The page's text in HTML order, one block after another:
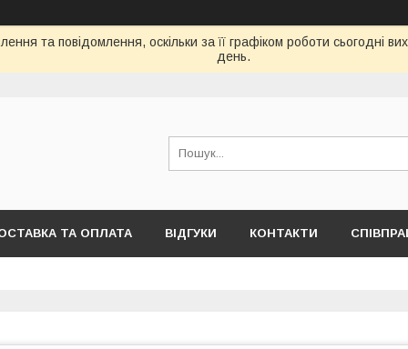
та повідомлення, оскільки за її графіком роботи сьогодні
день.
ТА ОПЛАТА ВІДГУКИ КОНТАКТИ